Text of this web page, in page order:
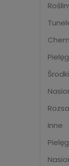
Inne